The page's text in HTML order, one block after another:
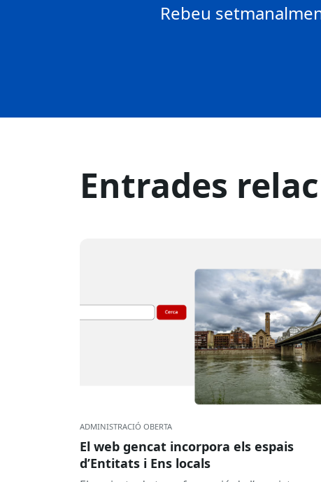
Rebeu
Entrades
ADMINISTRACIÓ OBERTA
El web gencat incorpora els espais
d’Entitats i Ens locals